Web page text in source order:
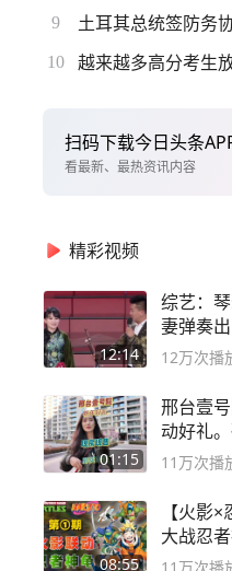
9 土耳其总统签防务
10 越来越多高分考生
扫码下载今日头条
看最新、最热资讯内容
精彩视频
12:14
综艺：
妻弹奏
12万次播
01:15
邢台壹
动好礼
11万次播
08:55
【火影
大战忍
论武？